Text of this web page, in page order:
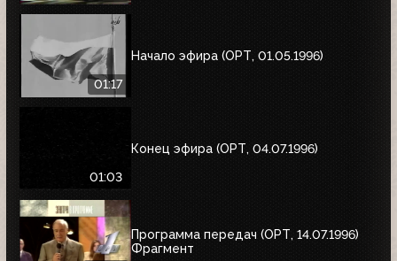
01:17
Начало эфира (ОРТ, 01.05.1996)
01:03
Конец эфира (ОРТ, 04.07.1996)
Программа передач (ОРТ, 14.07.1996)
Фрагмент